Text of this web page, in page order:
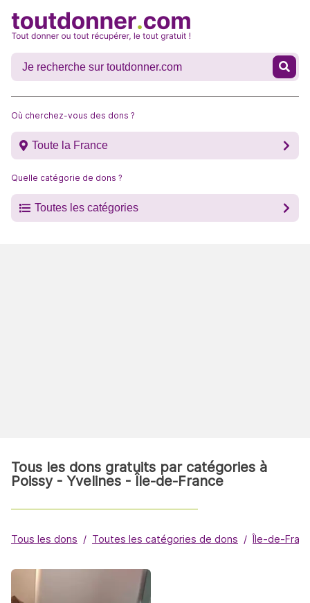
Où cherchez-vous des dons ?
Toute la France
Quelle catégorie de dons ?
Toutes les catégories
Tous les dons gratuits par catégories à
Poissy - Yvelines - Île-de-France
Tous les dons Toutes les catégories de dons Île-de-